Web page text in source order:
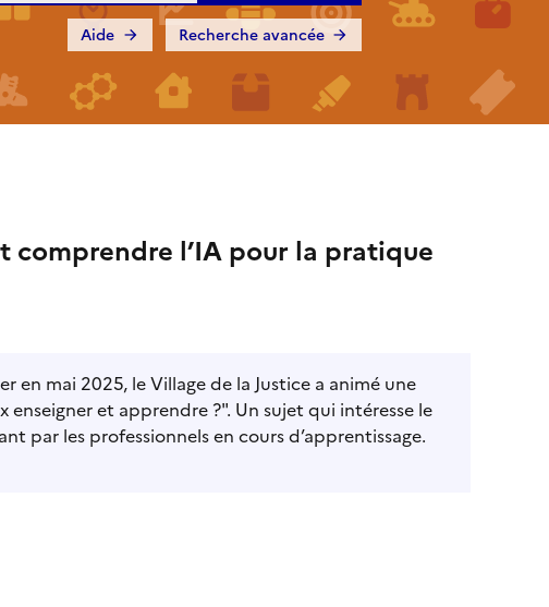
Recherche avancée
Aide
comprendre l’IA pour la pratique
mai 2025, le Village de la Justice a animé une
et apprendre ?". Un sujet qui intéresse le
par les professionnels en cours d’apprentissage.